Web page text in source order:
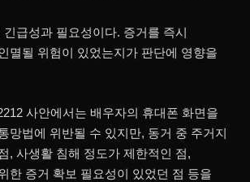
급성과 필요성이다. 증거를 즉시
멸될 위험이 있었는지가 판단에 영향을
사안에서는 배우자의 휴대폰 화면을
망법에 위반될 수 있지만, 동거 중 주거지
, 사생활 침해 정도가 제한적인 점,
한 증거 확보 필요성이 있었던 점 등을